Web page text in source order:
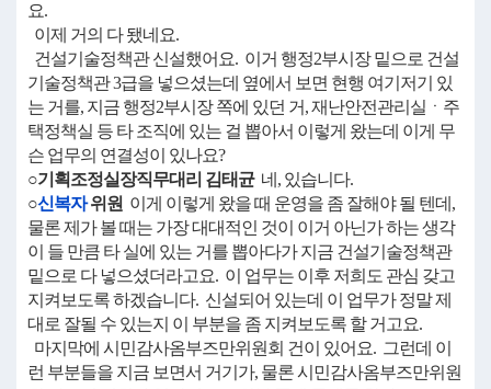
요.
이제 거의 다 됐네요.
건설기술정책관 신설했어요. 이거 행정2부시장 밑으로 건설
기술정책관 3급을 넣으셨는데 옆에서 보면 현행 여기저기 있
는 거를, 지금 행정2부시장 쪽에 있던 거, 재난안전관리실ㆍ주
택정책실 등 타 조직에 있는 걸 뽑아서 이렇게 왔는데 이게 무
슨 업무의 연결성이 있나요?
○기획조정실장직무대리 김태균네, 있습니다.
○신복자위원 이게 이렇게 왔을 때 운영을 좀 잘해야 될 텐데,
물론 제가 볼 때는 가장 대대적인 것이 이거 아닌가 하는 생각
이 들 만큼 타 실에 있는 거를 뽑아다가 지금 건설기술정책관
밑으로 다 넣으셨더라고요. 이 업무는 이후 저희도 관심 갖고
지켜보도록 하겠습니다. 신설되어 있는데 이 업무가 정말 제
대로 잘될 수 있는지 이 부분을 좀 지켜보도록 할 거고요.
마지막에 시민감사옴부즈만위원회 건이 있어요. 그런데 이
런 부분들을 지금 보면서 거기가, 물론 시민감사옴부즈만위원